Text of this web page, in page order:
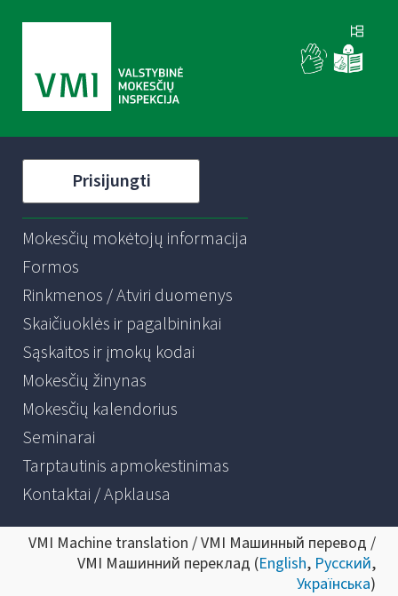
Prisijungti
Mokesčių mokėtojų informacija
Formos
Rinkmenos / Atviri duomenys
Skaičiuoklės ir pagalbininkai
Sąskaitos ir įmokų kodai
Mokesčių žinynas
Mokesčių kalendorius
Seminarai
Tarptautinis apmokestinimas
Kontaktai / Apklausa
VMI Machine translation / VMI Машинный перевод /
VMI Машинний переклад (English, Русский,
Українська)